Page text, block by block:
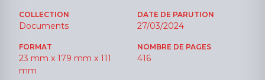
COLLECTION
Documents
DATE DE PARUTION
27/03/2024
FORMAT
23 mm x 179 mm x 111
mm
NOMBRE DE PAGES
416